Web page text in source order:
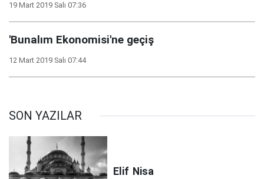
19 Mart 2019 Salı 07:36
'Bunalım Ekonomisi'ne geçiş
12 Mart 2019 Salı 07:44
SON YAZILAR
Elif Nisa